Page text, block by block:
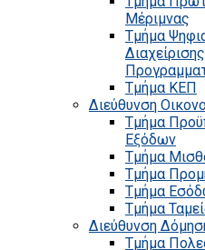
Μέριμνας
Τμήμα
Τμήμα ΚΕΠ
Διεύθυνση
Τμήμα
Εξόδων
Τμήμα
Τμήμα
Τμήμα
Τμήμα
Διεύθυνση
Τμήμα